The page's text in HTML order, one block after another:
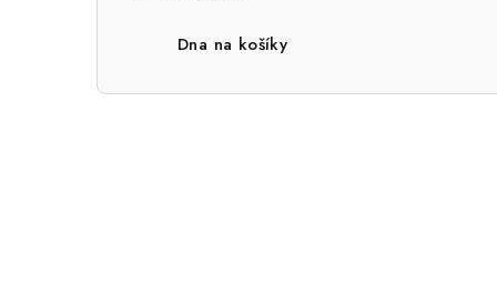
e
Dna na košíky